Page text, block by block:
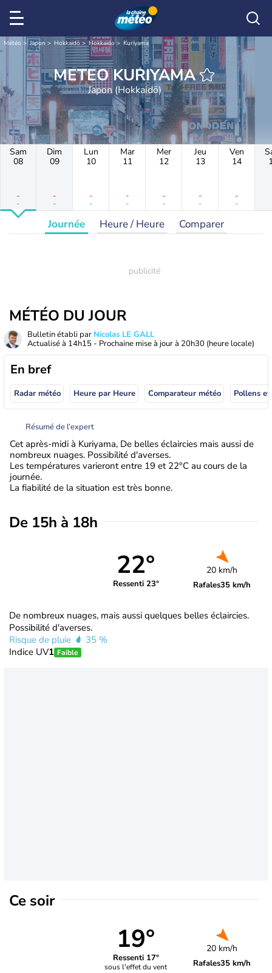
Météo Japon Hokkaidō Hokkaido Kuriyama
METEO KURIYAMA
Japon (Hokkaidō)
Sam
08
-
-
Dim
09
-
-
Lun
10
-
-
Mar
11
-
-
Mer
12
-
-
Jeu
13
-
-
Ven
14
-
-
Journée Heure / Heure Comparer
MÉTÉO DU JOUR
Bulletin établi par Nicolas LE GALL
Actualisé à 14h15 - Prochaine mise à jour à 20h30 (heure locale)
En bref
Radar météo Heure par Heure Comparateur météo Pollens
Résumé de l’expert
Cet après-midi à Kuriyama, De belles éclaircies mais aussi de
nombreux nuages. Possibilité d'averses.
Les températures varieront entre 19 et 22°C au cours de la
journée.
La fiabilité de la situation est très bonne.
De 15h à 18h
22°
Ressenti 23°
20 km/h
Rafales35 km/h
De nombreux nuages, mais aussi quelques belles éclaircies.
Possibilité d'averses.
Risque de pluie
35 %
Indice UV1 Faible
Ce soir
19°
Ressenti 17°
sous l'effet du vent
20 km/h
Rafales35 km/h